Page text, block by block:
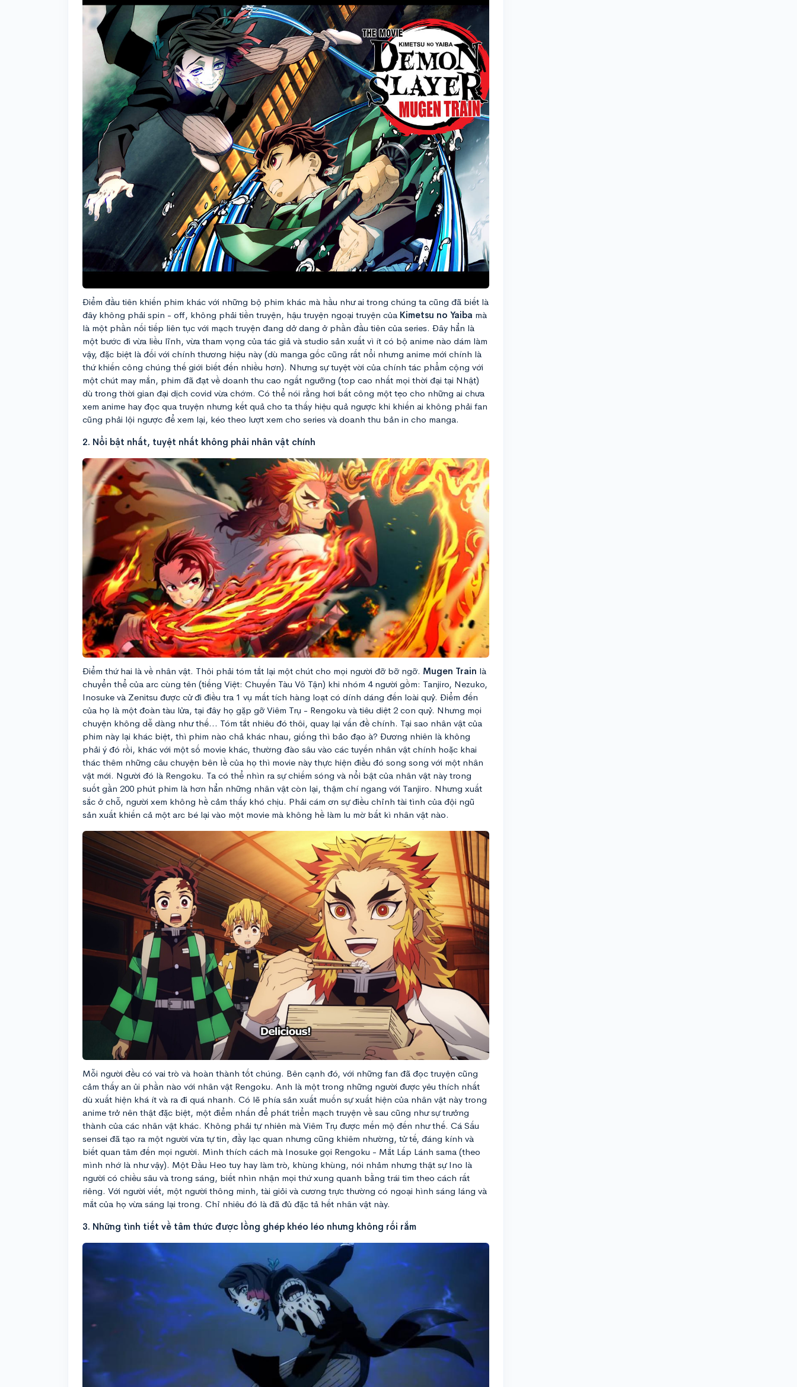
Điểm đầu tiên khiến phim khác với những bộ phim khác mà hầu như ai trong chúng ta cũng đã biết là
đây không phải spin - off, không phải tiền truyện, hậu truyện ngoại truyện của Kimetsu no Yaiba mà
là một phần nối tiếp liên tục với mạch truyện đang dở dang ở phần đầu tiên của series. Đây hẳn là
một bước đi vừa liều lĩnh, vừa tham vọng của tác giả và studio sản xuất vì ít có bộ anime nào dám làm
vậy, đặc biệt là đối với chính thương hiệu này (dù manga gốc cũng rất nổi nhưng anime mới chính là
thứ khiến công chúng thế giới biết đến nhiều hơn). Nhưng sự tuyệt vời của chính tác phẩm cộng với
một chút may mắn, phim đã đạt về doanh thu cao ngất ngưỡng (top cao nhất mọi thời đại tại Nhật)
dù trong thời gian đại dịch covid vừa chớm. Có thể nói rằng hơi bất công một tẹo cho những ai chưa
xem anime hay đọc qua truyện nhưng kết quả cho ta thấy hiệu quả ngược khi khiến ai không phải fan
cũng phải lội ngược để xem lại, kéo theo lượt xem cho series và doanh thu bản in cho manga.
2. Nổi bật nhất, tuyệt nhất không phải nhân vật chính
Điểm thứ hai là về nhân vật. Thôi phải tóm tắt lại một chút cho mọi người đỡ bỡ ngỡ. Mugen Train là
chuyển thể của arc cùng tên (tiếng Việt: Chuyến Tàu Vô Tận) khi nhóm 4 người gồm: Tanjiro, Nezuko,
Inosuke và Zenitsu được cử đi điều tra 1 vụ mất tích hàng loạt có dính dáng đến loài quỷ. Điểm đến
của họ là một đoàn tàu lửa, tại đây họ gặp gỡ Viêm Trụ - Rengoku và tiêu diệt 2 con quỷ. Nhưng mọi
chuyện không dễ dàng như thế... Tóm tắt nhiêu đó thôi, quay lại vấn đề chính. Tại sao nhân vật của
phim này lại khác biệt, thì phim nào chả khác nhau, giống thì bảo đạo à? Đương nhiên là không
phải ý đó rồi, khác với một số movie khác, thường đào sâu vào các tuyến nhân vật chính hoặc khai
thác thêm những câu chuyện bên lề của họ thì movie này thực hiện điều đó song song với một nhân
vật mới. Người đó là Rengoku. Ta có thể nhìn ra sự chiếm sóng và nổi bật của nhân vật này trong
suốt gần 200 phút phim là hơn hẳn những nhân vật còn lại, thậm chí ngang với Tanjiro. Nhưng xuất
sắc ở chỗ, người xem không hề cảm thấy khó chịu. Phải cám ơn sự điều chỉnh tài tình của đội ngũ
sản xuất khiến cả một arc bé lại vào một movie mà không hề làm lu mờ bất kì nhân vật nào.
Mỗi người đều có vai trò và hoàn thành tốt chúng. Bên cạnh đó, với những fan đã đọc truyện cũng
cảm thấy an ủi phần nào với nhân vật Rengoku. Anh là một trong những người được yêu thích nhất
dù xuất hiện khá ít và ra đi quá nhanh. Có lẽ phía sản xuất muốn sự xuất hiện của nhân vật này trong
anime trở nên thật đặc biệt, một điểm nhấn để phát triển mạch truyện về sau cũng như sự trưởng
thành của các nhân vật khác. Không phải tự nhiên mà Viêm Trụ được mến mộ đến như thế. Cá Sấu
sensei đã tạo ra một người vừa tự tin, đầy lạc quan nhưng cũng khiêm nhường, tử tế, đáng kính và
biết quan tâm đến mọi người. Mình thích cách mà Inosuke gọi Rengoku - Mắt Lấp Lánh sama (theo
mình nhớ là như vậy). Một Đầu Heo tuy hay làm trò, khùng khùng, nói nhảm nhưng thật sự Ino là
người có chiều sâu và trong sáng, biết nhìn nhận mọi thứ xung quanh bằng trái tim theo cách rất
riêng. Với người viết, một người thông minh, tài giỏi và cương trực thường có ngoại hình sáng láng và
mắt của họ vừa sáng lại trong. Chỉ nhiêu đó là đã đủ đặc tả hết nhân vật này.
3. Những tình tiết về tâm thức được lồng ghép khéo léo nhưng không rối rắm